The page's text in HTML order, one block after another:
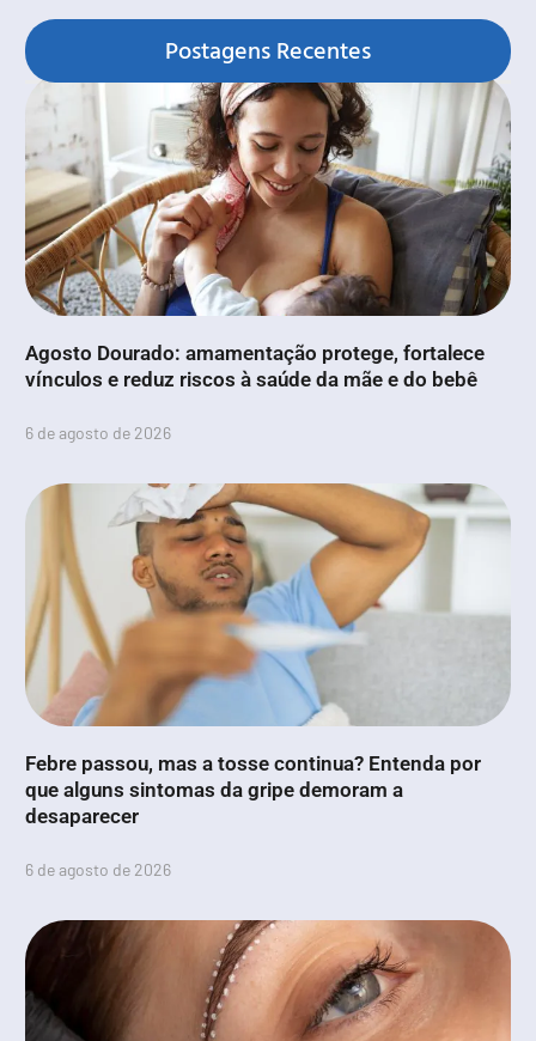
Postagens Recentes
Agosto Dourado: amamentação protege, fortalece
vínculos e reduz riscos à saúde da mãe e do bebê
6 de agosto de 2026
Febre passou, mas a tosse continua? Entenda por
que alguns sintomas da gripe demoram a
desaparecer
6 de agosto de 2026